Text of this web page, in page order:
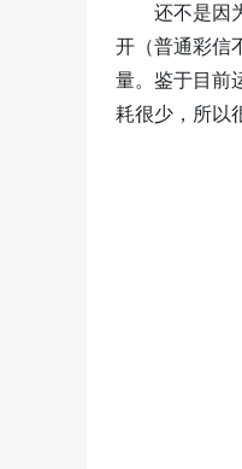
还不是因
开（普通彩信
量。鉴于目前
耗很少，所以